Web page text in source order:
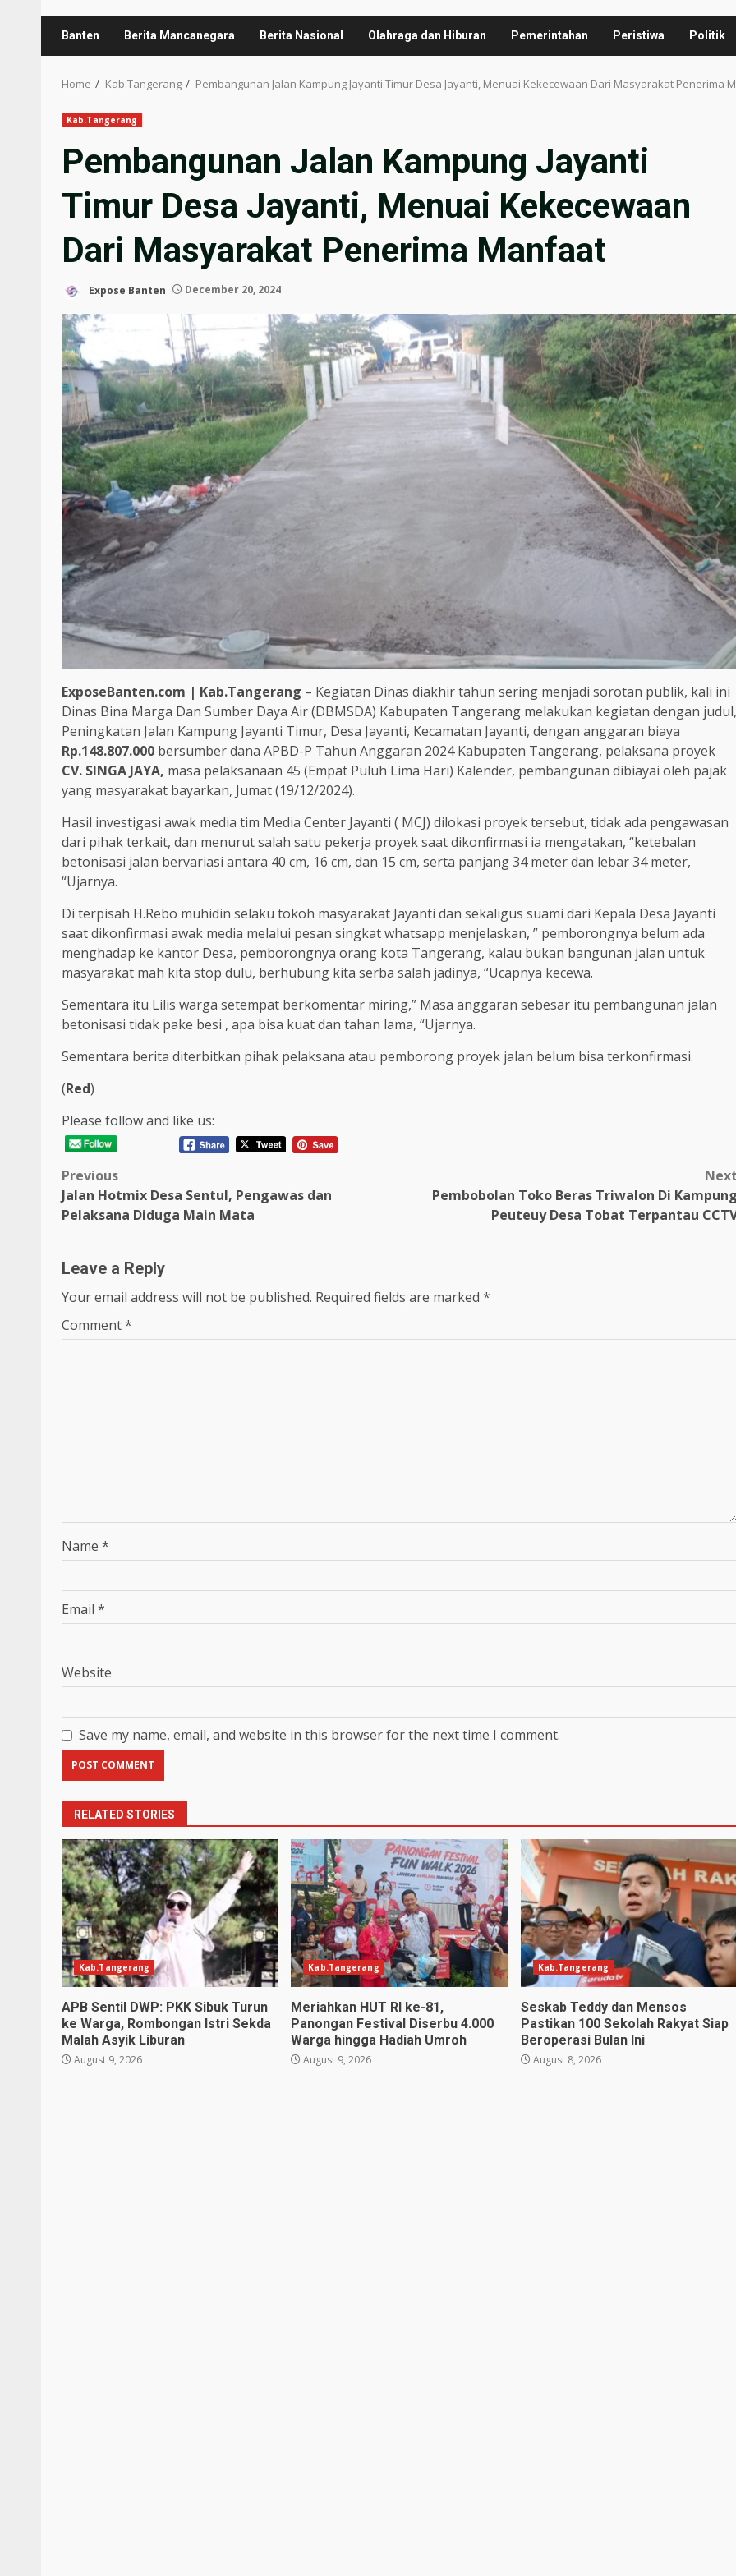
Banten Berita Mancanegara Berita Nasional Olahraga dan Hiburan Pemerintahan Peristiwa Politik
Home Kab.Tangerang Pembangunan Jalan Kampung Jayanti Timur Desa Jayanti, Menuai Kekecewaan Dari Masyarakat Penerima
Kab.Tangerang
Pembangunan Jalan Kampung Jayanti
Timur Desa Jayanti, Menuai Kekecewaan
Dari Masyarakat Penerima Manfaat
Expose Banten December 20, 2024
ExposeBanten.com | Kab.Tangerang – Kegiatan Dinas diakhir tahun sering menjadi sorotan publik, kali ini
Dinas Bina Marga Dan Sumber Daya Air (DBMSDA) Kabupaten Tangerang melakukan kegiatan dengan judul,
Peningkatan Jalan Kampung Jayanti Timur, Desa Jayanti, Kecamatan Jayanti, dengan anggaran biaya
Rp.148.807.000 bersumber dana APBD-P Tahun Anggaran 2024 Kabupaten Tangerang, pelaksana proyek
CV. SINGA JAYA, masa pelaksanaan 45 (Empat Puluh Lima Hari) Kalender, pembangunan dibiayai oleh pajak
yang masyarakat bayarkan, Jumat (19/12/2024).
Hasil investigasi awak media tim Media Center Jayanti ( MCJ) dilokasi proyek tersebut, tidak ada pengawasan
dari pihak terkait, dan menurut salah satu pekerja proyek saat dikonfirmasi ia mengatakan, “ketebalan
betonisasi jalan bervariasi antara 40 cm, 16 cm, dan 15 cm, serta panjang 34 meter dan lebar 34 meter,
“Ujarnya.
Di terpisah H.Rebo muhidin selaku tokoh masyarakat Jayanti dan sekaligus suami dari Kepala Desa Jayanti
saat dikonfirmasi awak media melalui pesan singkat whatsapp menjelaskan, ” pemborongnya belum ada
menghadap ke kantor Desa, pemborongnya orang kota Tangerang, kalau bukan bangunan jalan untuk
masyarakat mah kita stop dulu, berhubung kita serba salah jadinya, “Ucapnya kecewa.
Sementara itu Lilis warga setempat berkomentar miring,” Masa anggaran sebesar itu pembangunan jalan
betonisasi tidak pake besi , apa bisa kuat dan tahan lama, “Ujarnya.
Sementara berita diterbitkan pihak pelaksana atau pemborong proyek jalan belum bisa terkonfirmasi.
(Red)
Please follow and like us:
Post
navigation
Previous
Jalan Hotmix Desa Sentul, Pengawas dan
Pelaksana Diduga Main Mata
Pembobolan Toko Beras Triwalon Di
Peuteuy Desa Tobat Terpantau
Leave a Reply
Your email address will not be published. Required fields are marked *
Comment*
Name *
Email *
Website
Save my name, email, and website in this browser for the next time I comment.
RELATED STORIES
Kab.Tangerang
APB Sentil DWP: PKK Sibuk Turun
ke Warga, Rombongan Istri Sekda
Malah Asyik Liburan
August 9, 2026
Kab.Tangerang
Meriahkan HUT RI ke-81,
Panongan Festival Diserbu 4.000
Warga hingga Hadiah Umroh
August 9, 2026
Kab.Tangerang
Seskab Teddy dan Mensos
Pastikan 100 Sekolah Rakyat Siap
Beroperasi Bulan Ini
August 8, 2026